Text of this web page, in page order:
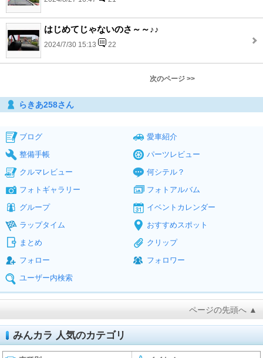
はじめてじゃないのさ～～♪♪
2024/7/30 15:13 22
次のページ >>
らきあ258さん
ブログ
愛車紹介
整備手帳
パーツレビュー
クルマレビュー
何シテル？
フォトギャラリー
フォトアルバム
グループ
イベントカレンダー
ラップタイム
おすすめスポット
まとめ
クリップ
フォロー
フォロワー
ユーザー内検索
ページの先頭へ ▲
みんカラ 人気のカテゴリ